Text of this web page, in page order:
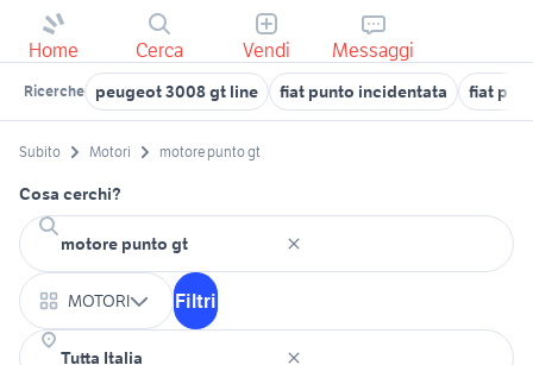
Home Cerca Vendi Messaggi
Ricerche peugeot 3008 gt line fiat punto incidentata fiat
Subito Motori motore punto gt
Cosa cerchi?
MOTORI Filtri